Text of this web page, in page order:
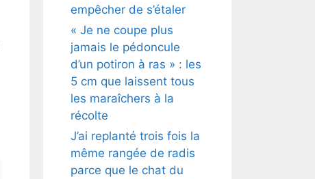
empêcher de s’étaler
« Je ne coupe plus
jamais le pédoncule
d’un potiron à ras » : les
5 cm que laissent tous
les maraîchers à la
récolte
J’ai replanté trois fois la
même rangée de radis
parce que le chat du